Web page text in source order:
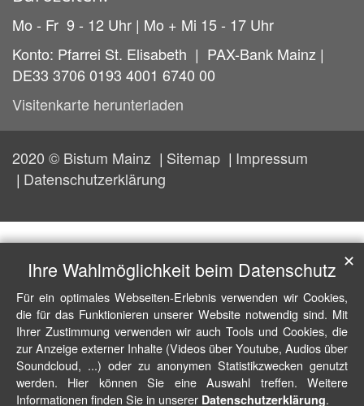
Mo - Fr 9 - 12 Uhr | Mo + Mi 15 - 17 Uhr
Konto: Pfarrei St. Elisabeth | PAX-Bank Mainz |
DE33 3706 0193 4001 6740 00
Visitenkarte herunterladen
2020 © Bistum Mainz Sitemap
Impressum
Datenschutzerklärung
Ihre Wahlmöglichkeit beim Datenschutz
Für ein optimales Webseiten-Erlebnis verwenden wir Cookies,
die für das Funktionieren unserer Website notwendig sind. Mit
Ihrer Zustimmung verwenden wir auch Tools und Cookies, die
zur Anzeige externer Inhalte (Videos über Youtube, Audios über
Soundcloud, ...) oder zu anonymen Statistikzwecken genutzt
werden. Hier können Sie eine Auswahl treffen. Weitere
Informationen finden Sie in unserer Datenschutzerklärung.
✕